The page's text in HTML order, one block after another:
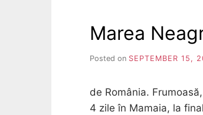
Marea
Posted on SEPTEMBER 15,
de România.
4 zile în Mamaia, la